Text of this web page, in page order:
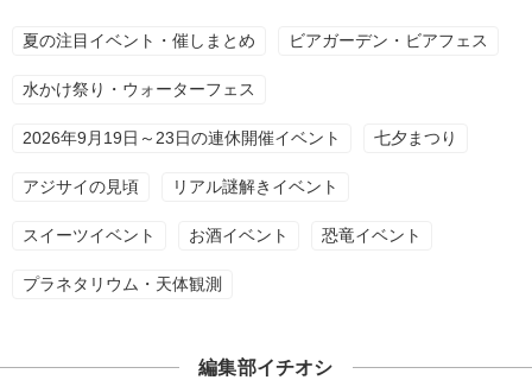
夏の注目イベント・催しまとめ ビアガーデン・ビアフェス
水かけ祭り・ウォーターフェス
2026年9月19日～23日の連休開催イベント 七夕まつり
アジサイの見頃 リアル謎解きイベント
スイーツイベント お酒イベント 恐竜イベント
プラネタリウム・天体観測
編集部イチオシ